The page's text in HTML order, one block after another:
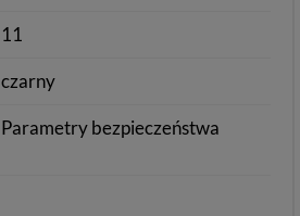
11
czarny
Parametry bezpieczeństwa